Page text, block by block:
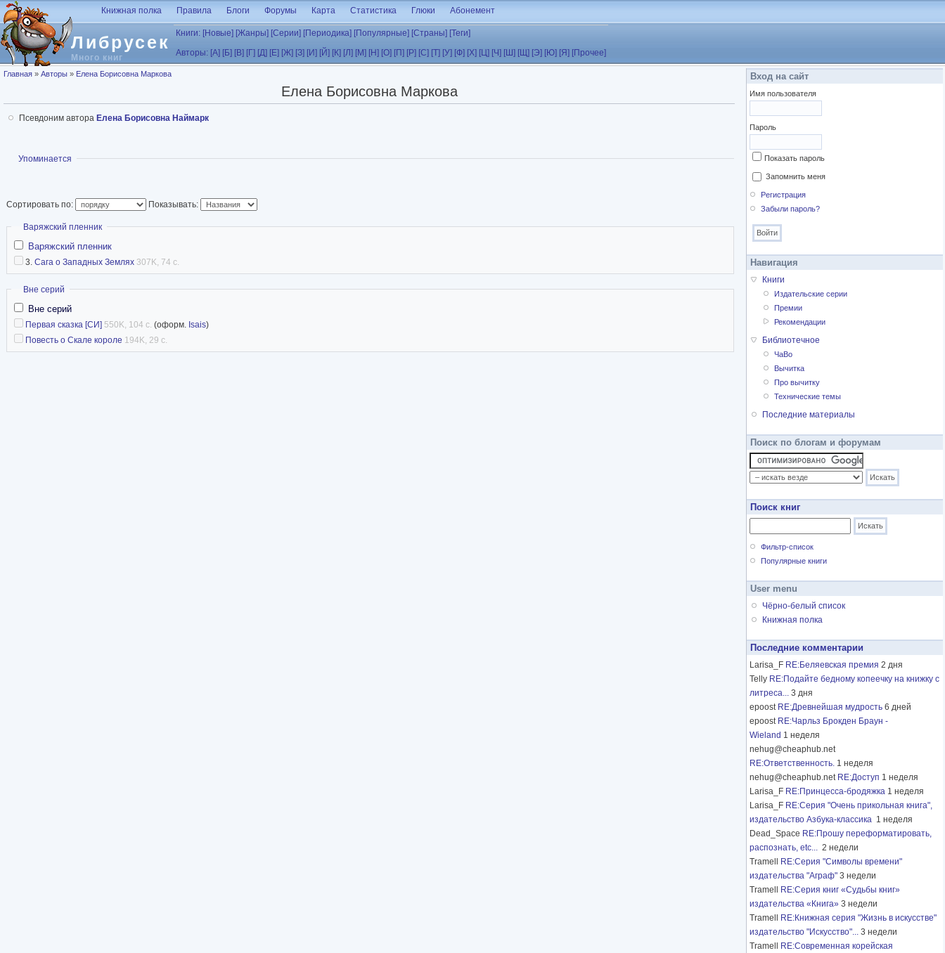
Перейти к основному содержанию
Либрусек
Много книг
Книжная полка Правила Блоги Форумы Карта Статистика Глюки Абонемент
Книги: [Новые] [Жанры] [Серии] [Периодика] [Популярные] [Страны] [Теги]
Авторы: [А] [Б] [В] [Г] [Д] [Е] [Ж] [З] [И] [Й] [К] [Л] [М] [Н] [О] [П] [Р] [С] [Т] [У] [Ф] [Х] [Ц] [Ч] [Ш] [Щ] [Э] [Ю] [Я] [Прочее]
Вы здесь
Главная » Авторы » Елена Борисовна Маркова
Елена Борисовна Маркова
Псевдоним автора Елена Борисовна Наймарк
Показать
Упоминается
Сортировать по: Показывать:
Скрыть
Варяжский пленник
Варяжский пленник
3. Сага о Западных Землях 307K, 74 с.
Скрыть
Вне серий
Вне серий
Первая сказка [СИ] 550K, 104 с. (оформ. Isais)
Повесть о Скале короле 194K, 29 с.
Вход на сайт
Имя пользователя
Пароль
Показать пароль
Запомнить меня
Регистрация
Забыли пароль?
Навигация
Книги
Издательские серии
Премии
Рекомендации
Библиотечное
ЧаВо
Вычитка
Про вычитку
Технические темы
Последние материалы
Поиск по блогам и форумам
Поиск книг
Фильтр-список
Популярные книги
User menu
Чёрно-белый список
Книжная полка
Последние комментарии
Larisa_F RE:Беляевская премия 2 дня
Telly RE:Подайте бедному копеечку на книжку с
литреса... 3 дня
epoost RE:Древнейшая мудрость 6 дней
epoost RE:Чарльз Брокден Браун -
Wieland 1 неделя
nehug@cheaphub.net
RE:Ответственность. 1 неделя
nehug@cheaphub.net RE:Доступ 1 неделя
Larisa_F RE:Принцесса-бродяжка 1 неделя
Larisa_F RE:Серия "Очень прикольная книга",
издательство Азбука-классика 1 неделя
Dead_Space RE:Прошу переформатировать,
распознать, etc... 2 недели
Tramell
RE:Серия "Символы времени"
издательства "Аграф" 3 недели
Tramell
RE:Серия книг «Судьбы книг»
издательства «Книга» 3 недели
Tramell
RE:Книжная серия "Жизнь в искусстве"
издательство "Искусство"... 3 недели
Tramell
RE:Современная корейская